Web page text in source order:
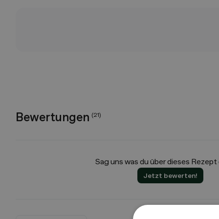
Bewertungen (21)
Sag uns was du über dieses
Jetzt bewerten!